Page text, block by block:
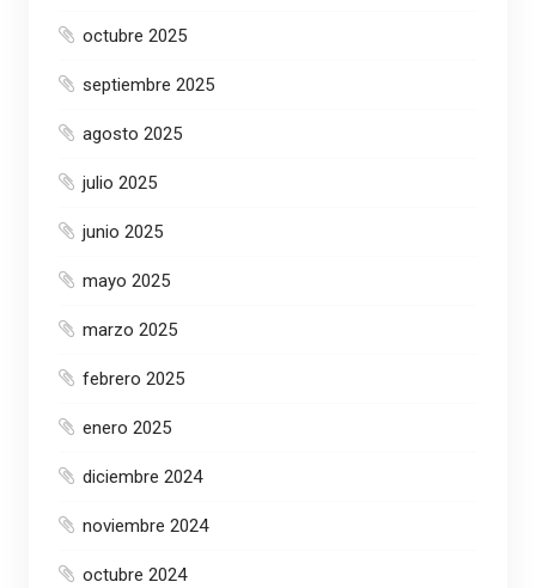
octubre 2025
septiembre 2025
agosto 2025
julio 2025
junio 2025
mayo 2025
marzo 2025
febrero 2025
enero 2025
diciembre 2024
noviembre 2024
octubre 2024